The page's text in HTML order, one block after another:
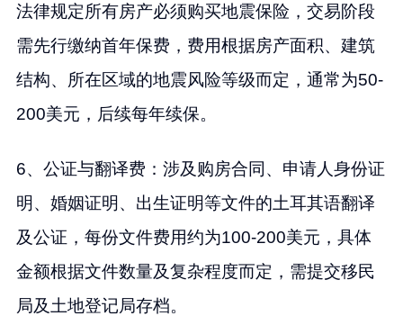
法律规定所有房产必须购买地震保险，交易阶段
需先行缴纳首年保费，费用根据房产面积、建筑
结构、所在区域的地震风险等级而定，通常为50-
200美元，后续每年续保。
6、公证与翻译费：涉及购房合同、申请人身份证
明、婚姻证明、出生证明等文件的土耳其语翻译
及公证，每份文件费用约为100-200美元，具体
金额根据文件数量及复杂程度而定，需提交移民
局及土地登记局存档。